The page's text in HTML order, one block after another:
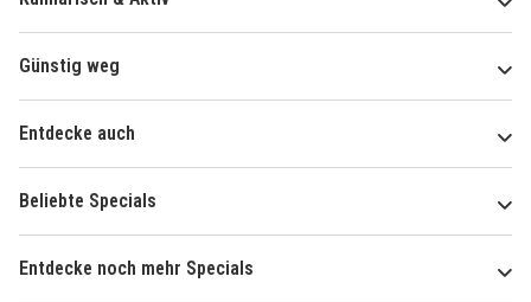
Günstig weg
Entdecke auch
Beliebte Specials
Entdecke noch mehr Specials